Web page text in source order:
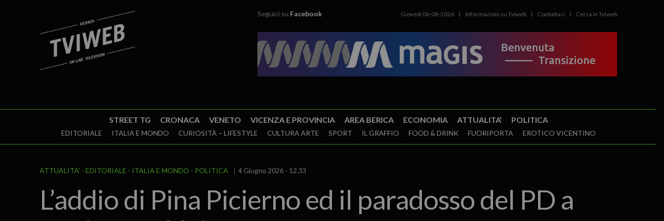
Seguici su Facebook Giovedì 06-08-2026 Informazioni su Tviweb Contattaci Cerca in Tviweb
STREET TG CRONACA VENETO VICENZA E PROVINCIA AREA BERICA ECONOMIA ATTUALITA’ POLITICA
EDITORIALE ITALIA E MONDO CURIOSITÀ – LIFESTYLE CULTURA ARTE SPORT IL GRAFFIO FOOD & DRINK FUORIPORTA EROTICO VICENTINO
ATTUALITA' EDITORIALE ITALIA E MONDO POLITICA 4 Giugno 2026 - 12.33
L’addio di Pina Picierno ed il paradosso del PD a